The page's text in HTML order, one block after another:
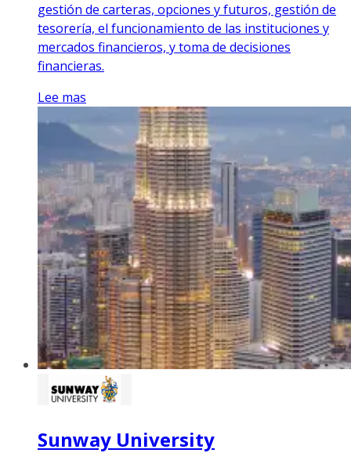
gestión de carteras, opciones y futuros, gestión de
tesorería, el funcionamiento de las instituciones y
mercados financieros, y toma de decisiones
financieras.
Lee mas
Sunway University